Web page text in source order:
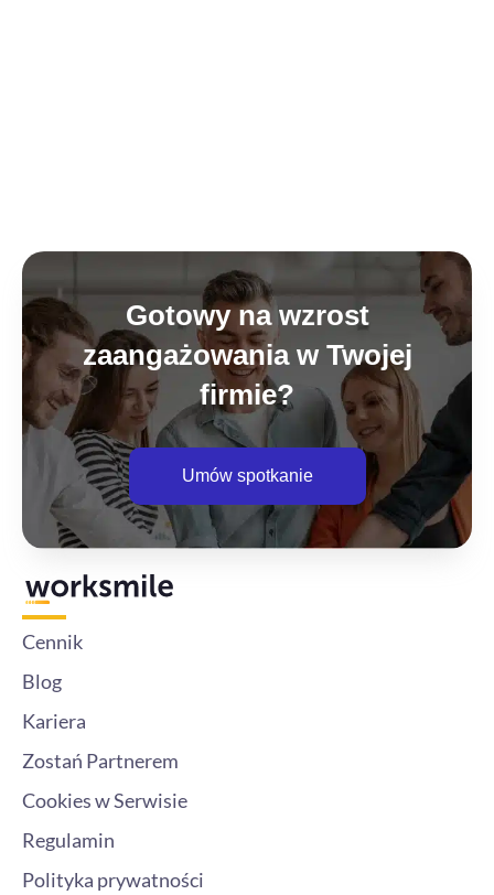
Gotowy na wzrost
zaangażowania w Twojej
firmie?
Umów spotkanie
Cennik
Blog
Kariera
Zostań Partnerem
Cookies w Serwisie
Regulamin
Polityka prywatności